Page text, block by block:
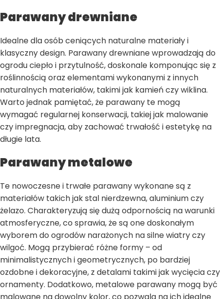
Parawany drewniane
Idealne dla osób ceniących naturalne materiały i
klasyczny design. Parawany drewniane wprowadzają do
ogrodu ciepło i przytulność, doskonale komponując się z
roślinnością oraz elementami wykonanymi z innych
naturalnych materiałów, takimi jak kamień czy wiklina.
Warto jednak pamiętać, że parawany te mogą
wymagać regularnej konserwacji, takiej jak malowanie
czy impregnacja, aby zachować trwałość i estetykę na
długie lata.
Parawany metalowe
Te nowoczesne i trwałe parawany wykonane są z
materiałów takich jak stal nierdzewna, aluminium czy
żelazo. Charakteryzują się dużą odpornością na warunki
atmosferyczne, co sprawia, że są one doskonałym
wyborem do ogrodów narażonych na silne wiatry czy
wilgoć. Mogą przybierać różne formy – od
minimalistycznych i geometrycznych, po bardziej
ozdobne i dekoracyjne, z detalami takimi jak wycięcia czy
ornamenty. Dodatkowo, metalowe parawany mogą być